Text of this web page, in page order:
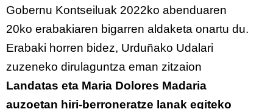
Gobernu Kontseiluak 2022ko abenduaren
20ko erabakiaren bigarren aldaketa onartu du.
Erabaki horren bidez, Urduñako Udalari
zuzeneko dirulaguntza eman zitzaion
Landatas eta Maria Dolores Madaria
auzoetan hiri-berroneratze lanak egiteko